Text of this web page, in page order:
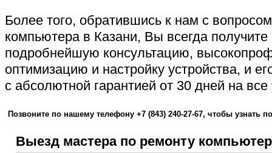
Более того, обратившись к нам с
компьютера в Казани, Вы всегда
подробнейшую консультацию,
оптимизацию и настройку устройства, и
с абсолютной гарантией от 30 дней на
Позвоните по нашему телефону +7 (843) 240-27-67, чтобы узнать
Выезд мастера по ремонту